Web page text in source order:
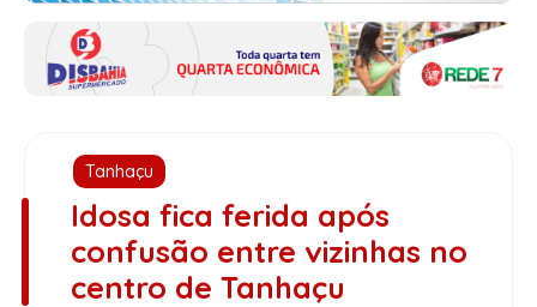
Tanhaçu
Idosa fica ferida após
confusão entre vizinhas no
centro de Tanhaçu